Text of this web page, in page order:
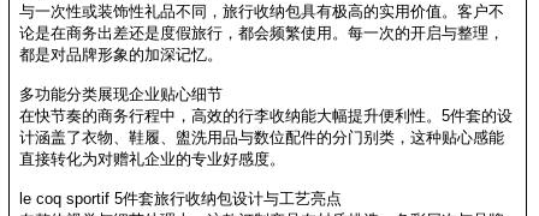
与一次性或装饰性礼品不同，旅行收纳包具有极高的实用价值。客户不
论是在商务出差还是度假旅行，都会频繁使用。每一次的开启与整理，
都是对品牌形象的加深记忆。
多功能分类展现企业贴心细节
在快节奏的商务行程中，高效的行李收纳能大幅提升便利性。5件套的设
计涵盖了衣物、鞋履、盥洗用品与数位配件的分门别类，这种贴心感能
直接转化为对赠礼企业的专业好感度。
le coq sportif 5件套旅行收纳包设计与工艺亮点